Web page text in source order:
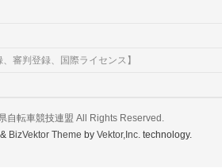
審判登録、国際ライセンス】
自転車競技連盟 All Rights Reserved.
& BizVektor Theme byVektor,Inc. technology.